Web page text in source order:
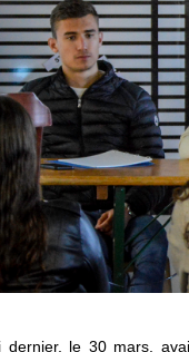
dernier, le 30 mars,